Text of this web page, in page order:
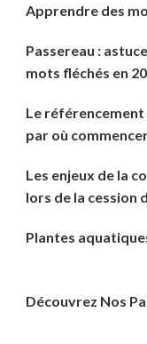
Apprendre des
Passereau :
mots fléchés en
Le référencement
par où
Les enjeux de la
lors de la cession
Plantes
Découvrez Nos